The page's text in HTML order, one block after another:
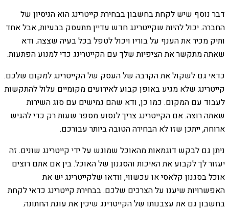
דבר נוסף שיש לקחת בחשבון בבחירת קייטרינג הוא הניסיון של
החברה. יכול להיות שקייטרינג חדש עדיין מתעסק בבעיות, אבל אחד
ותיק מכיר את הענף על בוריו ויכול לטפל בכל בעיה שצצה. ודא
שאתה מתקשר את הציפיות שלך עם הקייטרינג כדי למנוע הפתעות.
כדאי גם לשקול את הקרבה של העסק של הקייטרינג למקום שלכם.
קייטרינג שלא מגיע באופן קבוע לאירועים מקומיים עלול להתקשות
לעבוד עם המקום. כמו כן, ודא שהם גמישים עם סוג השירות
שאתה רוצה. אם הקייטרינג צריך לנסוע מספר שעות רק כדי להגיש
ארוחה, ייתכן שזו לא הבחירה הטובה ביותר עבורכם.
ניתן גם לבקש דוגמאות מהאוכל שמוגש על ידי קייטרינג שונים. זה
יעזור לך לקבוע את האיכות והסגנון של האוכל. בין אם אתם רוצים
אוכל בסגנון קלאסי או עכשווי, וודאו שלקייטרינג יש את
האפשרויות שיענו על הצרכים שלכם. בבחירת קייטרינג כדאי לקחת
בחשבון גם את עצבנותו של הקייטרינג שיכין את עוגת החתונה.